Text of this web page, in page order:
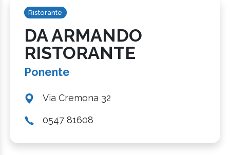
Ristorante
DA ARMANDO
RISTORANTE
Ponente
Via Cremona 32
0547 81608